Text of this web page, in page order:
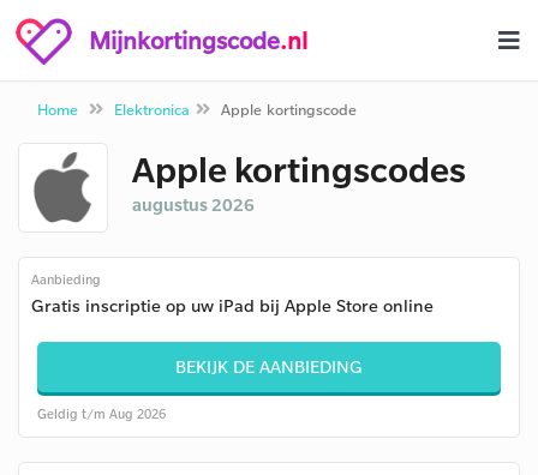
Mijnkortingscode.nl
Home Elektronica Apple kortingscode
Apple kortingscodes
augustus 2026
Aanbieding
Gratis inscriptie op uw iPad bij Apple Store online
BEKIJK DE AANBIEDING
Geldig t/m Aug 2026